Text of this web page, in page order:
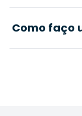
Como faço